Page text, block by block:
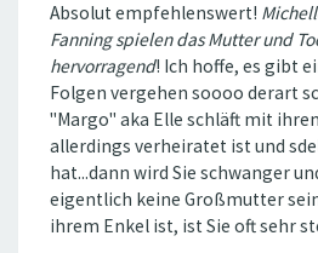
Absolut empfehlenswert!
Fanning spielen das Mutter und
hervorragend! Ich hoffe, es gibt
Folgen vergehen soooo derart
"Margo" aka Elle schläft mit
allerdings verheiratet ist und
hat...dann wird Sie schwanger
eigentlich keine Großmutter
ihrem Enkel ist, ist Sie oft sehr